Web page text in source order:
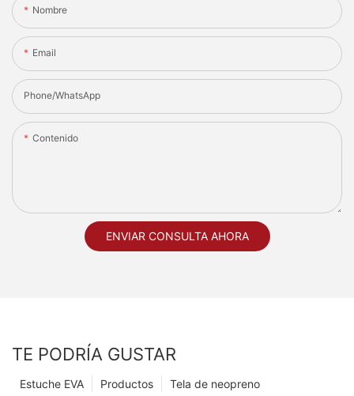
Nombre
Email
Phone/whatsApp
Contenido
ENVIAR CONSULTA AHORA
TE PODRÍA GUSTAR
Tela de neopreno
Productos
Estuche EVA